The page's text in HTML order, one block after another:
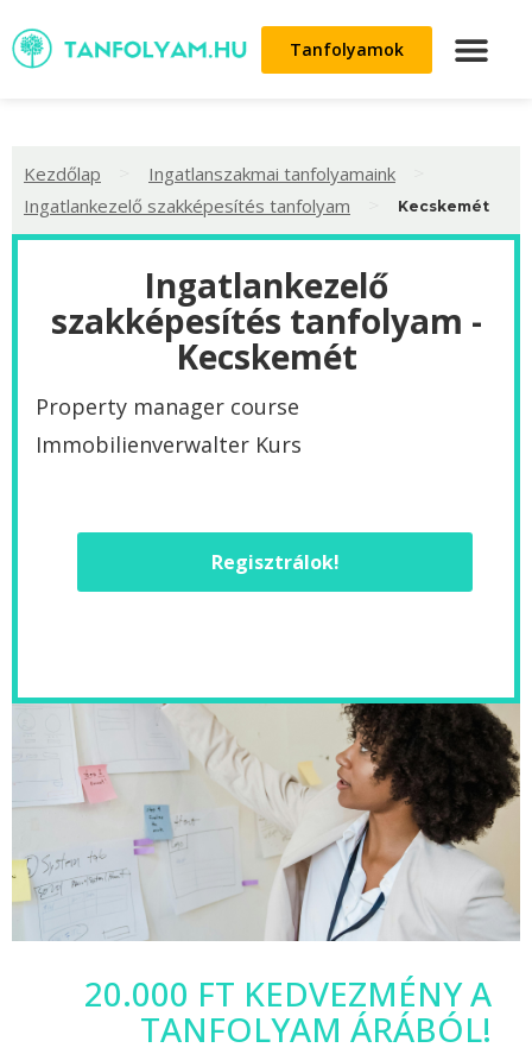
Tanfolyamok
Kezdőlap Ingatlanszakmai tanfolyamaink
Ingatlankezelő szakképesítés tanfolyam Kecskemét
Ingatlankezelő
szakképesítés tanfolyam -
Kecskemét
Property manager course
Immobilienverwalter Kurs
Regisztrálok!
20.000 FT KEDVEZMÉNY A
TANFOLYAM ÁRÁBÓL!